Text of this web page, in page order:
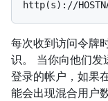
每次收到访问令牌
识。 当你向他们发
登录的帐户，如果
能会出现混合用户